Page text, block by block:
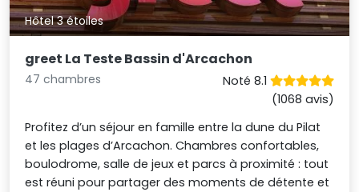
Hôtel 3 étoiles
greet La Teste Bassin d'Arcachon
47 chambres
Noté 8.1
(1068 avis)
Profitez d’un séjour en famille entre la dune du Pilat
et les plages d’Arcachon. Chambres confortables,
boulodrome, salle de jeux et parcs à proximité : tout
est réuni pour partager des moments de détente et